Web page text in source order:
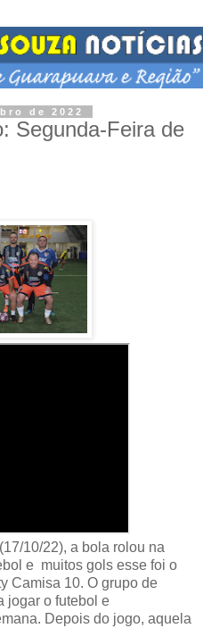
de 2022
Segunda-Feira de
10/22), a bola rolou na
e muitos gols esse foi o
Camisa 10. O grupo de
jogar o futebol e
Depois do jogo, aquela